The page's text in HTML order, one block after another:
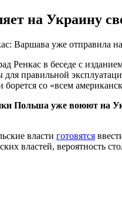
на Украину
Варшава уже отправила
Ренкас в беседе с
правильной
борется со «всем
Польша уже воюют на
власти готовятся
властей, вероятность